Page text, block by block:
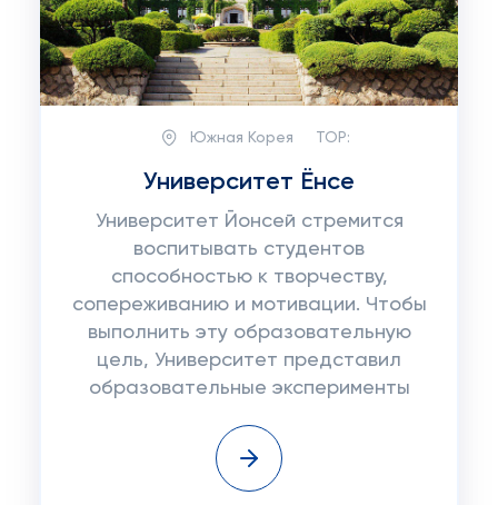
Южная Корея TOP:
Университет Ёнсе
Университет Йонсей стремится
воспитывать студентов
способностью к творчеству,
сопереживанию и мотивации. Чтобы
выполнить эту образовательную
цель, Университет представил
образовательные эксперименты